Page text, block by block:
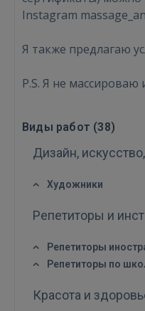
Забыли пароль?
Instagram
Я также предлагаю
P.S. Я не
Виды работ (38)
Дизайн,
Художники
Репетиторы и
Репетиторы
Репетиторы по
Красота и